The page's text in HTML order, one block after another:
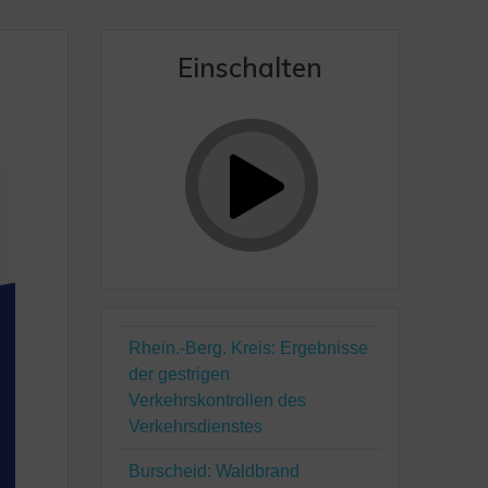
Einschalten
Rhein.-Berg. Kreis: Ergebnisse
der gestrigen
Verkehrskontrollen des
Verkehrsdienstes
Burscheid: Waldbrand